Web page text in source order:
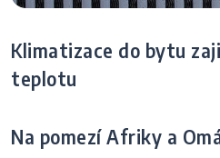
Klimatizace do bytu
teplotu
Na pomezí Afriky a